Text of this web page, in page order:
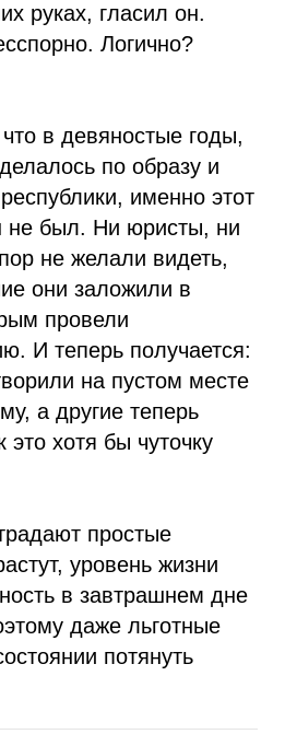
руках, гласил он.
Логично?
в девяностые годы,
по образу и
именно этот
не был. Ни юристы, ни
не желали видеть,
они заложили в
провели
И теперь получается:
на пустом месте
а другие теперь
хотя бы чуточку
простые
уровень жизни
в завтрашнем дне
даже льготные
потянуть